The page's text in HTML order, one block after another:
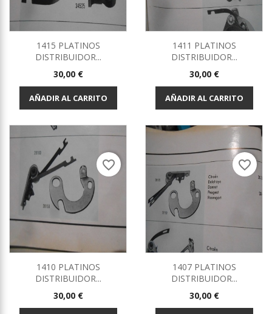
1415 PLATINOS
DISTRIBUIDOR...
Precio
30,00 €
AÑADIR AL CARRITO
1411 PLATINOS
DISTRIBUIDOR...
Precio
30,00 €
AÑADIR AL CARRITO
1410 PLATINOS
DISTRIBUIDOR...
Precio
30,00 €
favorite_border
1407 PLATINOS
DISTRIBUIDOR...
Precio
30,00 €
favorite_border